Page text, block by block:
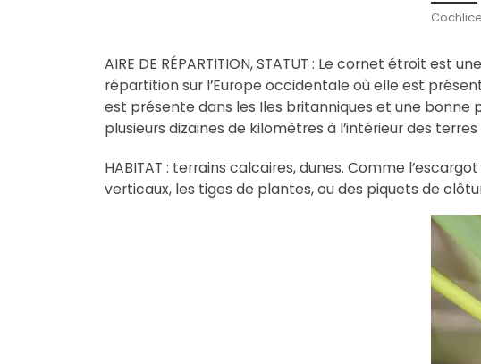
AIRE DE RÉPARTITION, STATUT : Le cornet étroit
répartition sur l’Europe occidentale où elle est
est présente dans les Iles britanniques et une bonne
plusieurs dizaines de kilomètres à l’intérieur des
HABITAT : terrains calcaires, dunes. Comme
verticaux, les tiges de plantes, ou des piquets de